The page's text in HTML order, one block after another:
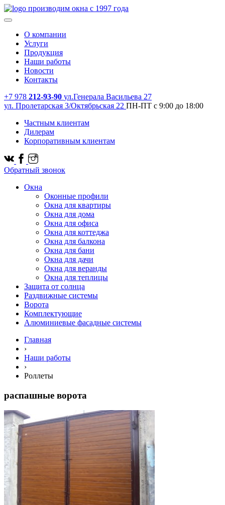
производим окна с 1997 года
О компании
Услуги
Продукция
Наши работы
Новости
Контакты
+7 978 212-93-90 ул.Генерала Васильева 27
ул. Пролетарская 3/Октябрьская 22 ПН-ПТ с 9:00 до 18:00
Частным клиентам
Дилерам
Корпоративным клиентам
Обратный звонок
Окна
Оконные профили
Окна для квартиры
Окна для дома
Окна для офиса
Окна для коттеджа
Окна для балкона
Окна для бани
Окна для дачи
Окна для веранды
Окна для теплицы
Защита от солнца
Раздвижные системы
Ворота
Комплектующие
Алюминиевые фасадные системы
Главная
›
Наши работы
›
Роллеты
распашные ворота